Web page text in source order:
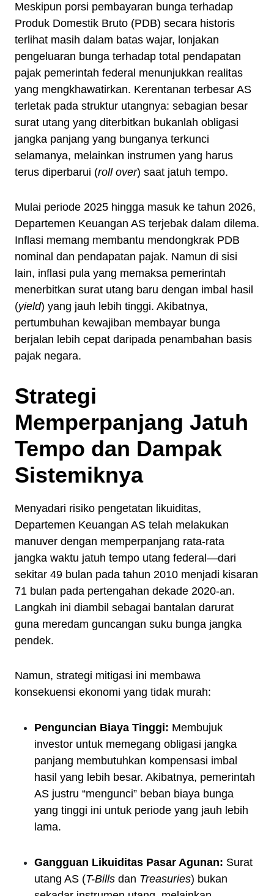
Meskipun porsi pembayaran bunga terhadap
Produk Domestik Bruto (PDB) secara historis
terlihat masih dalam batas wajar, lonjakan
pengeluaran bunga terhadap total pendapatan
pajak pemerintah federal menunjukkan realitas
yang mengkhawatirkan. Kerentanan terbesar AS
terletak pada struktur utangnya: sebagian besar
surat utang yang diterbitkan bukanlah obligasi
jangka panjang yang bunganya terkunci
selamanya, melainkan instrumen yang harus
terus diperbarui (roll over) saat jatuh tempo.
Mulai periode 2025 hingga masuk ke tahun 2026,
Departemen Keuangan AS terjebak dalam dilema.
Inflasi memang membantu mendongkrak PDB
nominal dan pendapatan pajak. Namun di sisi
lain, inflasi pula yang memaksa pemerintah
menerbitkan surat utang baru dengan imbal hasil
(yield) yang jauh lebih tinggi. Akibatnya,
pertumbuhan kewajiban membayar bunga
berjalan lebih cepat daripada penambahan basis
pajak negara.
Strategi
Memperpanjang Jatuh
Tempo dan Dampak
Sistemiknya
Menyadari risiko pengetatan likuiditas,
Departemen Keuangan AS telah melakukan
manuver dengan memperpanjang rata-rata
jangka waktu jatuh tempo utang federal—dari
sekitar 49 bulan pada tahun 2010 menjadi kisaran
71 bulan pada pertengahan dekade 2020-an.
Langkah ini diambil sebagai bantalan darurat
guna meredam guncangan suku bunga jangka
pendek.
Namun, strategi mitigasi ini membawa
konsekuensi ekonomi yang tidak murah:
Penguncian Biaya Tinggi: Membujuk
investor untuk memegang obligasi jangka
panjang membutuhkan kompensasi imbal
hasil yang lebih besar. Akibatnya, pemerintah
AS justru “mengunci” beban biaya bunga
yang tinggi ini untuk periode yang jauh lebih
lama.
Gangguan Likuiditas Pasar Agunan: Surat
utang AS (T-Bills dan Treasuries) bukan